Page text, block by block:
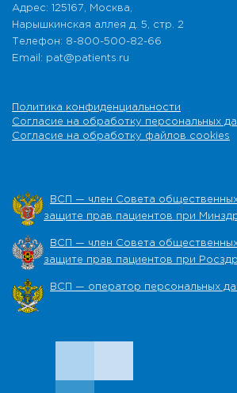
Адрес: 125167, Москва,
Нарышкинская аллея д. 5, стр. 2
Телефон: 8-800-500-82-66
Email: pat@patients.ru
Политика конфиденциальности
Согласие на обработку персональных
Согласие на обработку файлов cookies
ВСП — член Совета
защите прав пациентов при
ВСП — член Совета
защите прав пациентов при
ВСП — оператор персональных